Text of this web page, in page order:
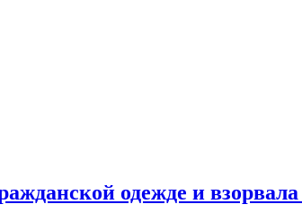
одежде и взорвала